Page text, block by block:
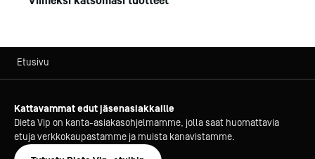
kemikaaleihin.
Uunikammion kulmat on pyöristetty. Etulasi avautuu
Käyttöliittymä on helposti omaksuttava Wtouch-
kosketusnäyttö.Kielivalikossa on useita eri kieliä, ml.
Etusivu
Kattavammat edut jäsenasiakkaille
Dieta Vip on kanta-asiakasohjelmamme, jolla saat huomattavia
etuja verkkokaupastamme ja muista kanavistamme.